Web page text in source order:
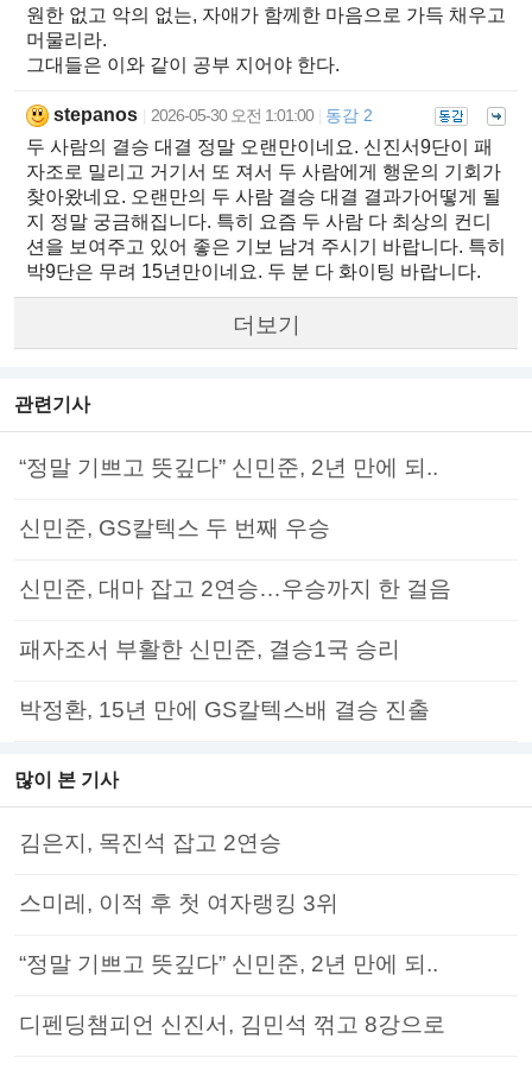
원한 없고 악의 없는, 자애가 함께한 마음으로 가득 채우고
머물리라.
그대들은 이와 같이 공부 지어야 한다.
stepanos 2026-05-30 오전 1:01:00 동감 2
두 사람의 결승 대결 정말 오랜만이네요. 신진서9단이 패
자조로 밀리고 거기서 또 져서 두 사람에게 행운의 기회가
찾아왔네요. 오랜만의 두 사람 결승 대결 결과가어떻게 될
지 정말 궁금해집니다. 특히 요즘 두 사람 다 최상의 컨디
션을 보여주고 있어 좋은 기보 남겨 주시기 바랍니다. 특히
박9단은 무려 15년만이네요. 두 분 다 화이팅 바랍니다.
더보기
관련기사
“정말 기쁘고 뜻깊다” 신민준, 2년 만에 되..
신민준, GS칼텍스 두 번째 우승
신민준, 대마 잡고 2연승…우승까지 한 걸음
패자조서 부활한 신민준, 결승1국 승리
박정환, 15년 만에 GS칼텍스배 결승 진출
많이 본 기사
김은지, 목진석 잡고 2연승
스미레, 이적 후 첫 여자랭킹 3위
“정말 기쁘고 뜻깊다” 신민준, 2년 만에 되..
디펜딩챔피언 신진서, 김민석 꺾고 8강으로